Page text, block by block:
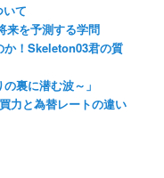
て
来を予測する学問
か！Skeleton03君の質
裏に潜む波～」
力と為替レートの違い